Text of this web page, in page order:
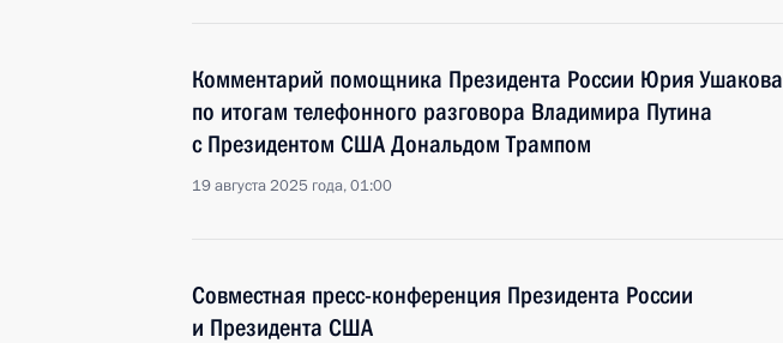
Комментарий помощника Президента России Юрия Ушакова
по итогам телефонного разговора Владимира Путина
с Президентом США Дональдом Трампом
19 августа 2025 года, 01:00
Совместная пресс-конференция Президента России
и Президента США